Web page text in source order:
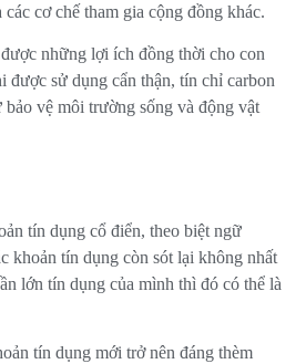
cơ chế tham gia cộng đồng khác.
những lợi ích đồng thời cho con
được sử dụng cẩn thận, tín chỉ carbon
vệ môi trường sống và động vật
tín dụng cổ điển, theo biệt ngữ
khoản tín dụng còn sót lại không nhất
lớn tín dụng của mình thì đó có thể là
tín dụng mới trở nên đáng thèm